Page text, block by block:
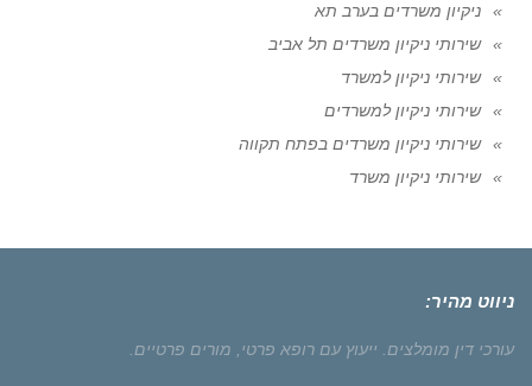
ניקיון משרדים בערב תא
שירותי ניקיון משרדים תל אביב
שירותי ניקיון למשרד
שירותי ניקיון למשרדים
שירותי ניקיון משרדים בפתח תקווה
שירותי ניקיון משרד
ניווט מהיר:
עורכי דין מומלצים. ייעוץ עם רופא פרטי, מורים פרטיים.